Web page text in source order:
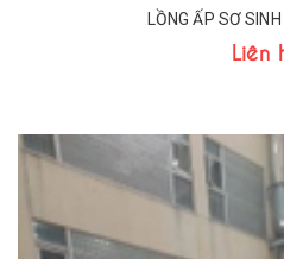
LỒNG ẤP SƠ
Liên